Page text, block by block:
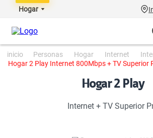
Hogar
personas hogar internet
Hogar 2 Play Internet 800Mbps + TV Superior
Hogar 2 Play
Internet + TV Superior